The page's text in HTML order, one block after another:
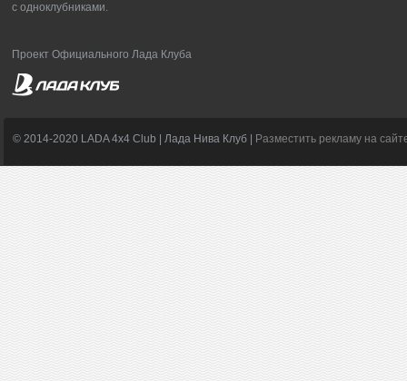
с одноклубниками.
Проект Официального Лада Клуба
© 2014-2020 LADA 4x4 Club | Лада Нива Клуб | Разместить рекламу на